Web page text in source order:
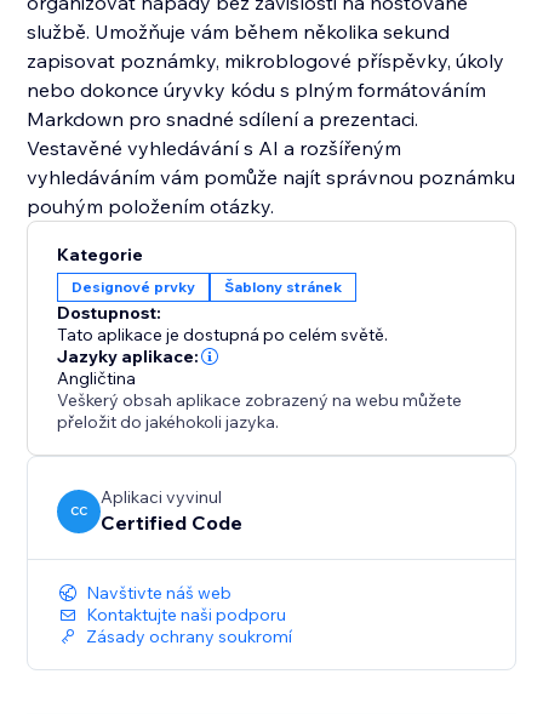
službě. Umožňuje vám během několika sekund
zapisovat poznámky, mikroblogové příspěvky, úkoly
nebo dokonce úryvky kódu s plným formátováním
Markdown pro snadné sdílení a prezentaci.
Vestavěné vyhledávání s AI a rozšířeným
vyhledáváním vám pomůže najít správnou poznámku
pouhým položením otázky.
Kategorie
Designové prvky Šablony stránek
Dostupnost:
Tato aplikace je dostupná po celém světě.
Jazyky aplikace:
Angličtina
Veškerý obsah aplikace zobrazený na webu můžete
přeložit do jakéhokoli jazyka.
CC
Aplikaci vyvinul
Certified Code
Navštivte náš web
Kontaktujte naši podporu
Zásady ochrany soukromí